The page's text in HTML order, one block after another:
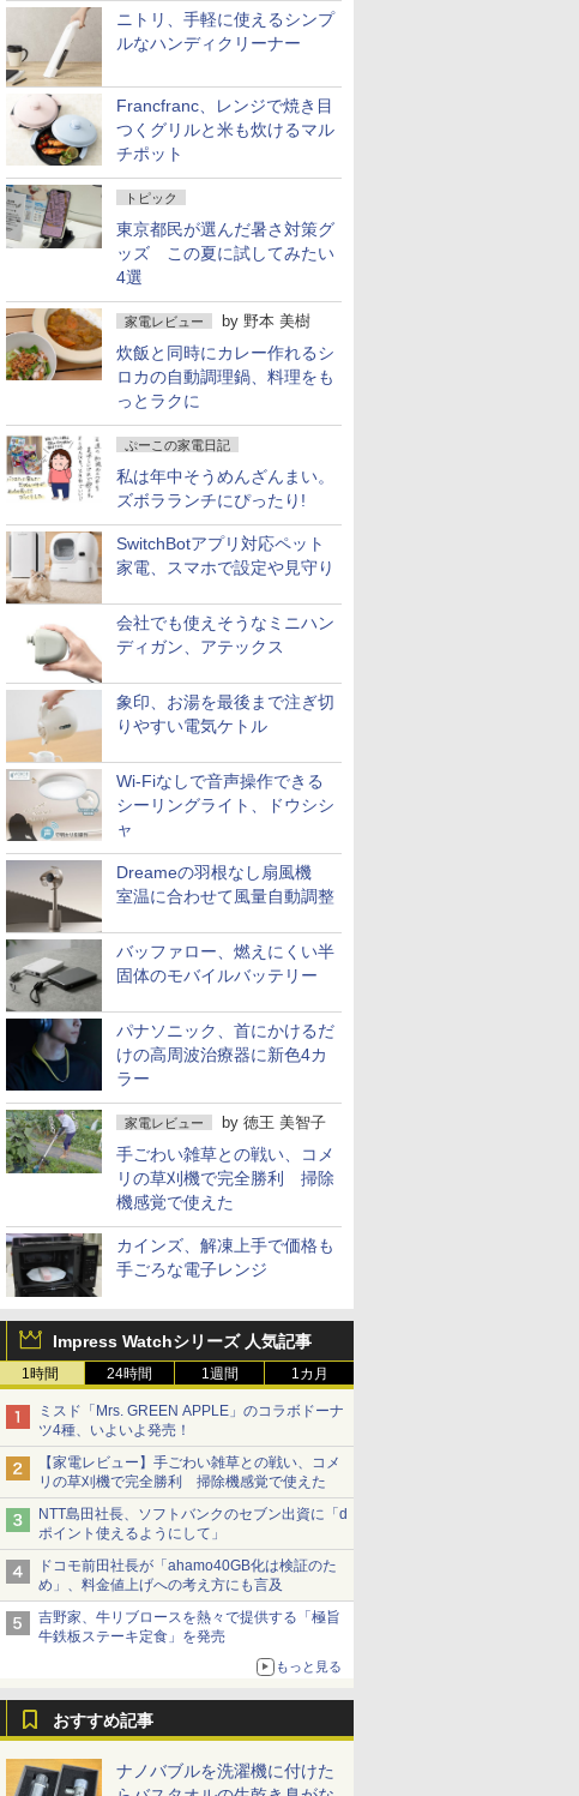
ニトリ、手軽に使えるシンプ
ルなハンディクリーナー
Francfranc、レンジで焼き目
つくグリルと米も炊けるマル
チポット
トピック
東京都民が選んだ暑さ対策グ
ッズ この夏に試してみたい
4選
家電レビュー by 野本 美樹
炊飯と同時にカレー作れるシ
ロカの自動調理鍋、料理をも
っとラクに
ぷーこの家電日記
私は年中そうめんざんまい。
ズボラランチにぴったり!
SwitchBotアプリ対応ペット
家電、スマホで設定や見守り
会社でも使えそうなミニハン
ディガン、アテックス
象印、お湯を最後まで注ぎ切
りやすい電気ケトル
Wi-Fiなしで音声操作できる
シーリングライト、ドウシシ
ャ
Dreameの羽根なし扇風機
室温に合わせて風量自動調整
バッファロー、燃えにくい半
固体のモバイルバッテリー
パナソニック、首にかけるだ
けの高周波治療器に新色4カ
ラー
家電レビュー by 徳王 美智子
手ごわい雑草との戦い、コメ
リの草刈機で完全勝利 掃除
機感覚で使えた
カインズ、解凍上手で価格も
手ごろな電子レンジ
Impress Watchシリーズ 人気記事
1時間 24時間 1週間 1カ月
ミスド「Mrs. GREEN APPLE」のコラボドーナ
ツ4種、いよいよ発売！
【家電レビュー】手ごわい雑草との戦い、コメ
リの草刈機で完全勝利 掃除機感覚で使えた
NTT島田社長、ソフトバンクのセブン出資に「d
ポイント使えるようにして」
ドコモ前田社長が「ahamo40GB化は検証のた
め」、料金値上げへの考え方にも言及
吉野家、牛リブロースを熱々で提供する「極旨
牛鉄板ステーキ定食」を発売
もっと見る
おすすめ記事
ナノバブルを洗濯機に付けた